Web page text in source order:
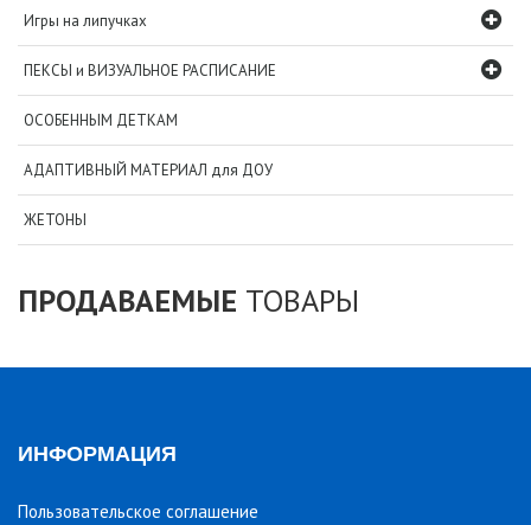
Игры на липучках
ПЕКСЫ и ВИЗУАЛЬНОЕ РАСПИСАНИЕ
ОСОБЕННЫМ ДЕТКАМ
АДАПТИВНЫЙ МАТЕРИАЛ для ДОУ
ЖЕТОНЫ
ПРОДАВАЕМЫЕ ТОВАРЫ
ИНФОРМАЦИЯ
Пользовательское соглашение